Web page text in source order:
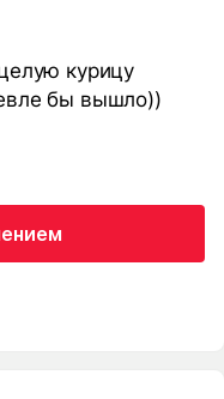
курицу
бы вышло))